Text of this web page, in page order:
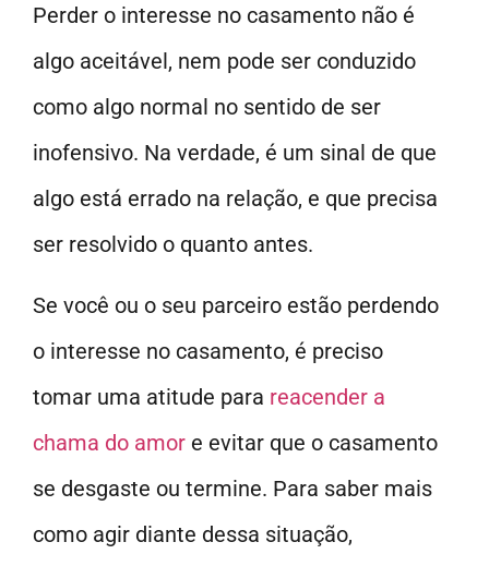
Perder o interesse no casamento não é
algo aceitável, nem pode ser conduzido
como algo normal no sentido de ser
inofensivo. Na verdade, é um sinal de que
algo está errado na relação, e que precisa
ser resolvido o quanto antes.
Se você ou o seu parceiro estão perdendo
o interesse no casamento, é preciso
tomar uma atitude para reacender a
chama do amor e evitar que o casamento
se desgaste ou termine. Para saber mais
como agir diante dessa situação,